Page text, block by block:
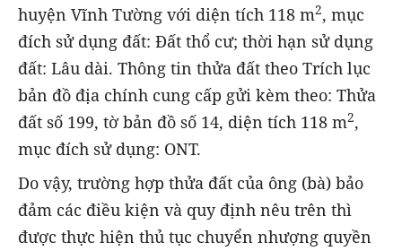
huyện Vĩnh Tường với diện tích 118 m2, mục
đích sử dụng đất: Đất thổ cư; thời hạn sử dụng
đất: Lâu dài. Thông tin thửa đất theo Trích lục
bản đồ địa chính cung cấp gửi kèm theo: Thửa
đất số 199, tờ bản đồ số 14, diện tích 118 m2,
mục đích sử dụng: ONT.
Do vậy, trường hợp thửa đất của ông (bà) bảo
đảm các điều kiện và quy định nêu trên thì
được thực hiện thủ tục chuyển nhượng quyền